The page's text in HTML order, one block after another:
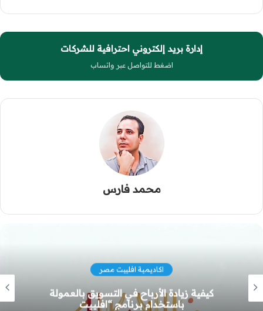
إدارة بريد إلكتروني احترافية للشركات
اضغط للتواصل عبر واتساب
محمد فارس
اكاديمية افلييت مصر
تحديات التسويق بالعمولة في مصر وطرق
التغلب عليها